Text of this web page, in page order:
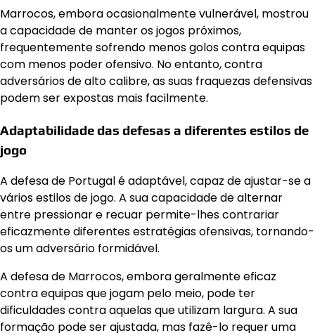
Marrocos, embora ocasionalmente vulnerável, mostrou
a capacidade de manter os jogos próximos,
frequentemente sofrendo menos golos contra equipas
com menos poder ofensivo. No entanto, contra
adversários de alto calibre, as suas fraquezas defensivas
podem ser expostas mais facilmente.
Adaptabilidade das defesas a diferentes estilos de
jogo
A defesa de Portugal é adaptável, capaz de ajustar-se a
vários estilos de jogo. A sua capacidade de alternar
entre pressionar e recuar permite-lhes contrariar
eficazmente diferentes estratégias ofensivas, tornando-
os um adversário formidável.
A defesa de Marrocos, embora geralmente eficaz
contra equipas que jogam pelo meio, pode ter
dificuldades contra aquelas que utilizam largura. A sua
formação pode ser ajustada, mas fazê-lo requer uma